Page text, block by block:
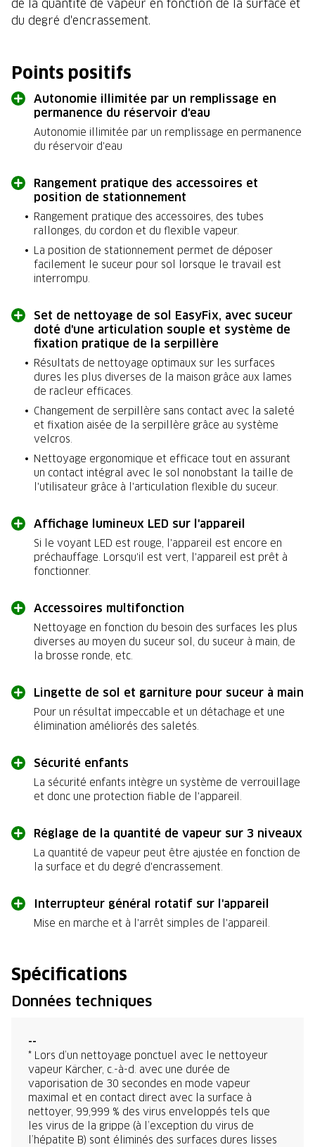
de la quantité de vapeur en fonction de la surface et
du degré d'encrassement.
Points positifs
Autonomie illimitée par un remplissage en
permanence du réservoir d'eau
Autonomie illimitée par un remplissage en permanence
du réservoir d'eau
Rangement pratique des accessoires et
position de stationnement
Rangement pratique des accessoires, des tubes
rallonges, du cordon et du flexible vapeur.
La position de stationnement permet de déposer
facilement le suceur pour sol lorsque le travail est
interrompu.
Set de nettoyage de sol EasyFix, avec suceur
doté d'une articulation souple et système de
fixation pratique de la serpillère
Résultats de nettoyage optimaux sur les surfaces
dures les plus diverses de la maison grâce aux lames
de racleur efficaces.
Changement de serpillère sans contact avec la saleté
et fixation aisée de la serpillère grâce au système
velcros.
Nettoyage ergonomique et efficace tout en assurant
un contact intégral avec le sol nonobstant la taille de
l'utilisateur grâce à l'articulation flexible du suceur.
Affichage lumineux LED sur l'appareil
Si le voyant LED est rouge, l'appareil est encore en
préchauffage. Lorsqu'il est vert, l'appareil est prêt à
fonctionner.
Accessoires multifonction
Nettoyage en fonction du besoin des surfaces les plus
diverses au moyen du suceur sol, du suceur à main, de
la brosse ronde, etc.
Lingette de sol et garniture pour suceur à main
Pour un résultat impeccable et un détachage et une
élimination améliorés des saletés.
Sécurité enfants
La sécurité enfants intègre un système de verrouillage
et donc une protection fiable de l'appareil.
Réglage de la quantité de vapeur sur 3 niveaux
La quantité de vapeur peut être ajustée en fonction de
la surface et du degré d'encrassement.
Interrupteur général rotatif sur l'appareil
Mise en marche et à l'arrêt simples de l'appareil.
Spécifications
Données techniques
--
* Lors d’un nettoyage ponctuel avec le nettoyeur
vapeur Kärcher, c.-à-d. avec une durée de
vaporisation de 30 secondes en mode vapeur
maximal et en contact direct avec la surface à
nettoyer, 99,999 % des virus enveloppés tels que
les virus de la grippe (à l’exception du virus de
l’hépatite B) sont éliminés des surfaces dures lisses